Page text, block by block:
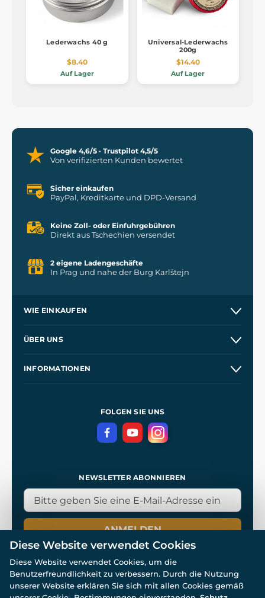
Lederwachs 40 g
$8.40
Auf Lager
Universal-Lederwachs
200g
$14.40
Auf Lager
Google 4,6/5 · Trustpilot 4,5/5
Von verifizierten Kunden bewertet
Sicher einkaufen
PayPal, Kreditkarte und DPD-Versand
Keine Zoll- oder Einfuhrgebühren
Direkt aus Tschechien versendet
2 eigene Ladengeschäfte
In Prag und nahe der Burg Karlštejn
WIE EINKAUFEN
Kontakt
ÜBER UNS
INFORMATIONEN
DatenschutzerklärungFOLGEN SIE UNS
NEWSLETTER ABONNIEREN
ANMELDEN
Diese Website verwendet Cookies
Diese Website verwendet Cookies, um die
Benutzerfreundlichkeit zu verbessern. Durch die Nutzung
unserer Website erklären Sie sich mit allen Cookies gemäß